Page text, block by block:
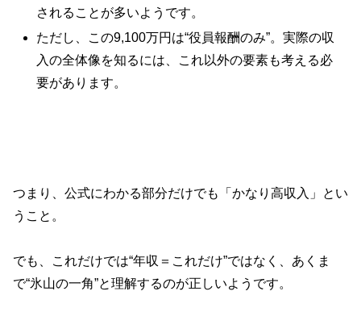
されることが多いようです。
ただし、この9,100万円は“役員報酬のみ”。実際の収
入の全体像を知るには、これ以外の要素も考える必
要があります。
つまり、公式にわかる部分だけでも「かなり高収入」とい
うこと。
でも、これだけでは“年収＝これだけ”ではなく、あくま
で“氷山の一角”と理解するのが正しいようです。